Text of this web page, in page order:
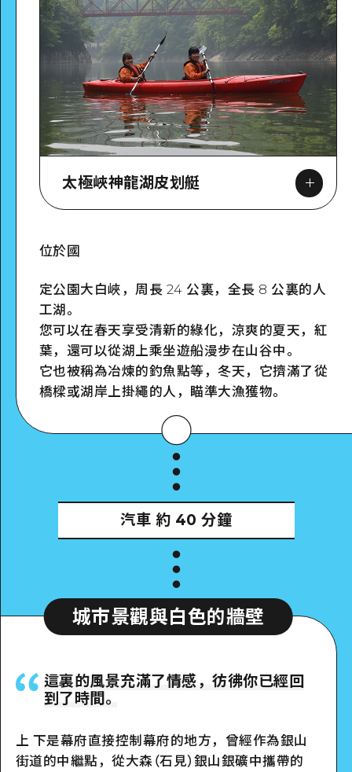
太極峽神龍湖皮划艇
詳細看看
位於國
定公園大白峽，周長 24 公裏，全長 8 公裏的人
工湖。
您可以在春天享受清新的綠化，涼爽的夏天，紅
葉，還可以從湖上乘坐遊船漫步在山谷中。
它也被稱為冶煉的釣魚點等，冬天，它擠滿了從
橋樑或湖岸上掛繩的人，瞄準大漁獲物。
汽車 約 40 分鐘
城市景觀與白色的牆壁
這裏的風景充滿了情感，彷彿你已經回
到了時間。
上 下是幕府直接控制幕府的地方，曾經作為銀山
街道的中繼點，從大森（石見）銀山銀礦中攜帶的